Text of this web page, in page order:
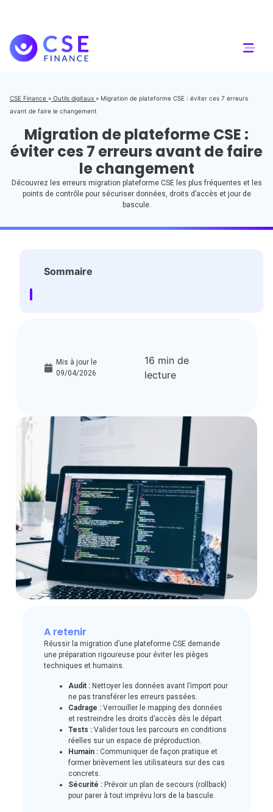
CSE Finance » Outils digitaux » Migration de plateforme CSE : éviter ces 7 erreurs
avant de faire le changement
Migration de plateforme CSE :
éviter ces 7 erreurs avant de faire
le changement
Découvrez les erreurs migration plateforme CSE les plus fréquentes et les
points de contrôle pour sécuriser données, droits d’accès et jour de
bascule.
Sommaire
Mis à jour le
09/04/2026
16 min de
lecture
A retenir
Réussir la migration d’une plateforme CSE demande
une préparation rigoureuse pour éviter les pièges
techniques et humains.
Audit : Nettoyer les données avant l’import pour
ne pas transférer les erreurs passées.
Cadrage : Verrouiller le mapping des données
et restreindre les droits d’accès dès le départ.
Tests : Valider tous les parcours en conditions
réelles sur un espace de préproduction.
Humain : Communiquer de façon pratique et
former brièvement les utilisateurs sur des cas
concrets.
Sécurité : Prévoir un plan de secours (rollback)
pour parer à tout imprévu lors de la bascule.